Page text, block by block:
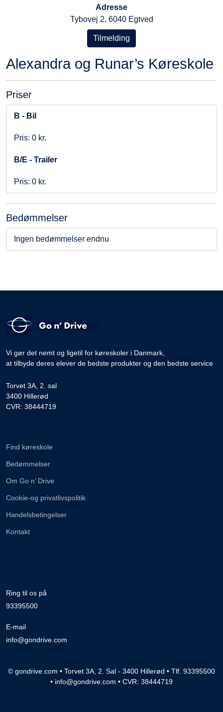
Adresse
Tybovej 2, 6040 Egtved
Tilmelding
Alexandra og Runar’s Køreskole
Priser
B - Bil
Pris: 0 kr.
B/E - Trailer
Pris: 0 kr.
Bedømmelser
Ingen bedømmelser endnu
Vi gør det nemt og ligetil for køreskoler i Danmark,
at tilbyde deres elever de bedste produkter og den bedste service
Torvet 3A, 2. sal
3400 Hillerød
CVR: 38444719
Find køreskole
Bedømmelser
Om Go n’ Drive
Cookie-og privatlivspolitik
Handelsbetingelser
Kontakt
Ring til os på
93395500
E-mail
info@gondrive.com
© gondrive.com • Torvet 3A, 2. Sal - 3400 Hillerød • Tlf. 93395500
• info@gondrive.com • CVR: 38444719